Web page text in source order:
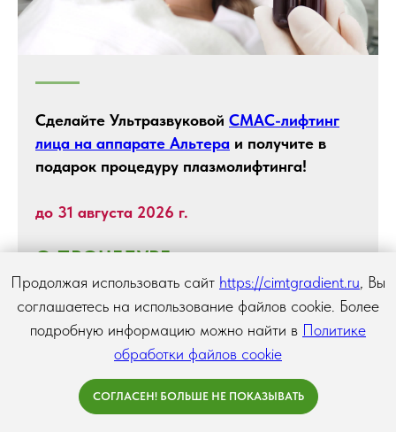
Сделайте Ультразвуковой СМАС-лифтинг
лица на аппарате Альтера и получите в
подарок процедуру плазмолифтинга!
до 31 августа 2026 г.
О ПРОЦЕДУРЕ
ЗАПИСАТЬСЯ
Продолжая использовать сайт https://cimtgradient.ru, Вы
соглашаетесь на использование файлов cookie. Более
подробную информацию можно найти в Политике
обработки файлов cookie
СОГЛАСЕН! БОЛЬШЕ НЕ ПОКАЗЫВАТЬ